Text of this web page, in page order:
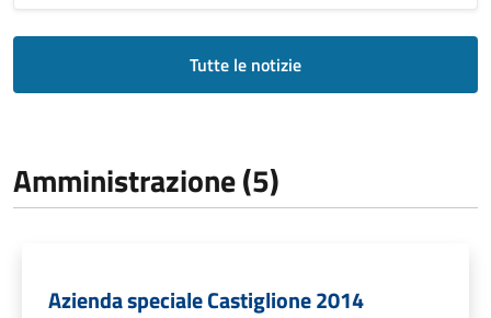
Tutte le notizie
Amministrazione (5)
Azienda speciale Castiglione 2014